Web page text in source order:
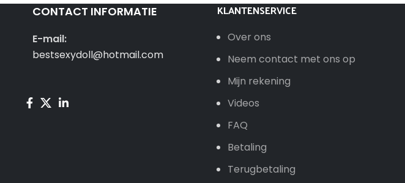
CONTACT INFORMATIE
E-mail:
bestsexydoll@hotmail.com
KLANTENSERVICE
Over ons
Neem contact met ons op
Mijn rekening
Videos
FAQ
Betaling
Terugbetaling